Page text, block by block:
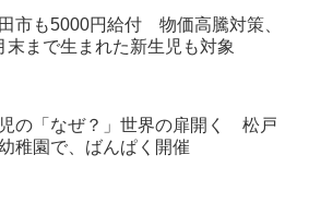
市も5000円給付 物価高騰対策、
末まで生まれた新生児も対象
の「なぜ？」世界の扉開く 松戸
稚園で、ばんぱく開催